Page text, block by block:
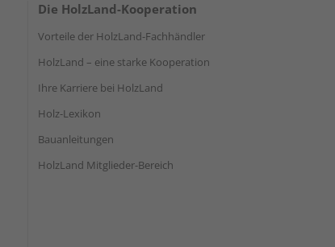
Die HolzLand-Kooperation
Vorteile der HolzLand-Fachhändler
HolzLand – eine starke Kooperation
Ihre Karriere bei HolzLand
Holz-Lexikon
Bauanleitungen
HolzLand Mitglieder-Bereich